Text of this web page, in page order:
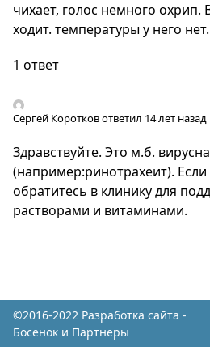
чихает, голос немного охрип.
ходит. температуры у него
1 ответ
Сергей Коротковответил 14 лет назад
Здравствуйте. Это м.б.
(например:ринотрахеит). Если
обратитесь в клинику для
растворами и витаминами.
©2016-2022 Разработка сайта -
Босенок и Партнеры